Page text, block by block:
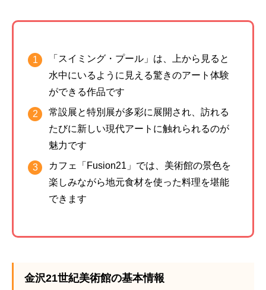
「スイミング・プール」は、上から見ると
水中にいるように見える驚きのアート体験
ができる作品です
常設展と特別展が多彩に展開され、訪れる
たびに新しい現代アートに触れられるのが
魅力です
カフェ「Fusion21」では、美術館の景色を
楽しみながら地元食材を使った料理を堪能
できます
金沢21世紀美術館の基本情報